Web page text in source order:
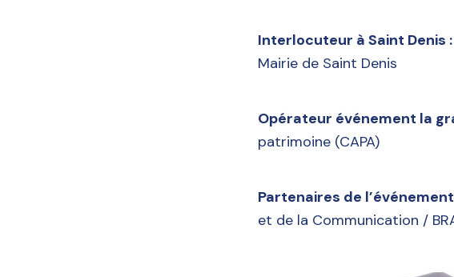
Interlocuteur à Saint Denis :
Mairie de Saint Denis
Opérateur événement la
patrimoine (CAPA)
Partenaires de
et de la Communication /